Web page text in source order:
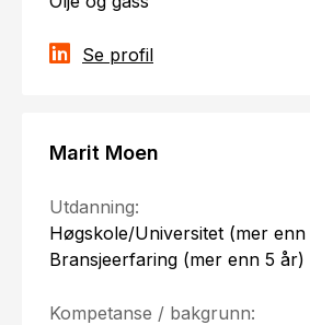
Se profil
Marit Moen
Utdanning:
Høgskole/Universitet (mer enn
Bransjeerfaring (mer enn 5 år)
Kompetanse / bakgrunn: